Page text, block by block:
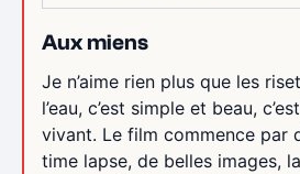
Aux miens
Je n’aime rien plus que les
l’eau, c’est simple et beau,
vivant. Le film commence par
time lapse, de belles images,